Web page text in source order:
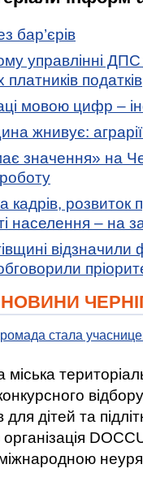
бар’єрів
управлінні ДПС
платників податків
мовою цифр –
жнивує:
значення» на
кадрів, розвиток
населення – на
стала
міська
для дітей та
міжнародною